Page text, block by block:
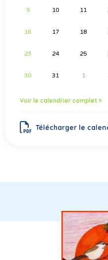
9 10 11
16 17 18
23 24 25
30 31 1
Voir le calendrier complet >
Télécharger le